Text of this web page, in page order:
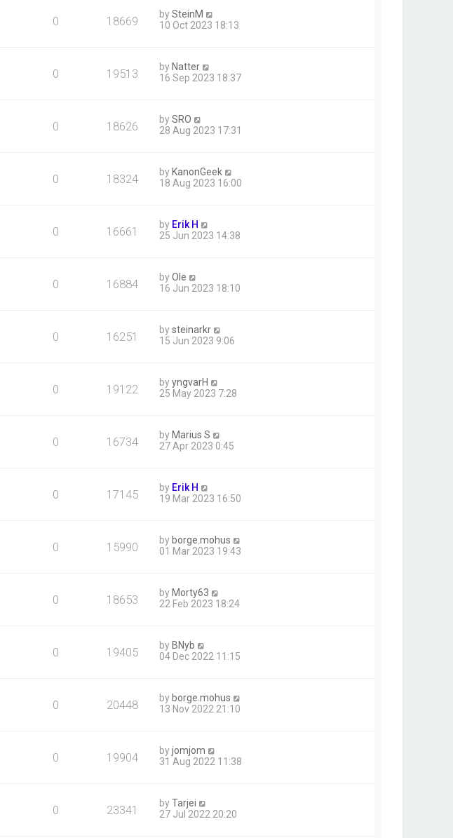
0 18669 bySteinM
10 Oct 2023 18:13
0 19513 by Natter
16 Sep 2023 18:37
0 18626 bySRO
28 Aug 2023 17:31
0 18324 by KanonGeek
18 Aug 2023 16:00
0 16661 by Erik H
25 Jun 2023 14:38
0 16884 byOle
16 Jun 2023 18:10
0 16251 bysteinarkr
15 Jun 2023 9:06
0 19122 byyngvarH
25 May 2023 7:28
0 16734 by Marius S
27 Apr 2023 0:45
0 17145 by Erik H
19 Mar 2023 16:50
0 15990 by borge.mohus
01 Mar 2023 19:43
0 18653 by Morty63
22 Feb 2023 18:24
0 19405 by BNyb
04 Dec 2022 11:15
0 20448 by borge.mohus
13 Nov 2022 21:10
0 19904 byjomjom
31 Aug 2022 11:38
0 23341 byTarjei
27 Jul 2022 20:20